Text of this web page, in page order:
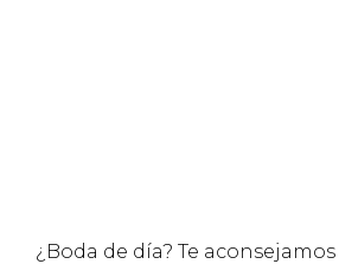
¿Boda de día? Te